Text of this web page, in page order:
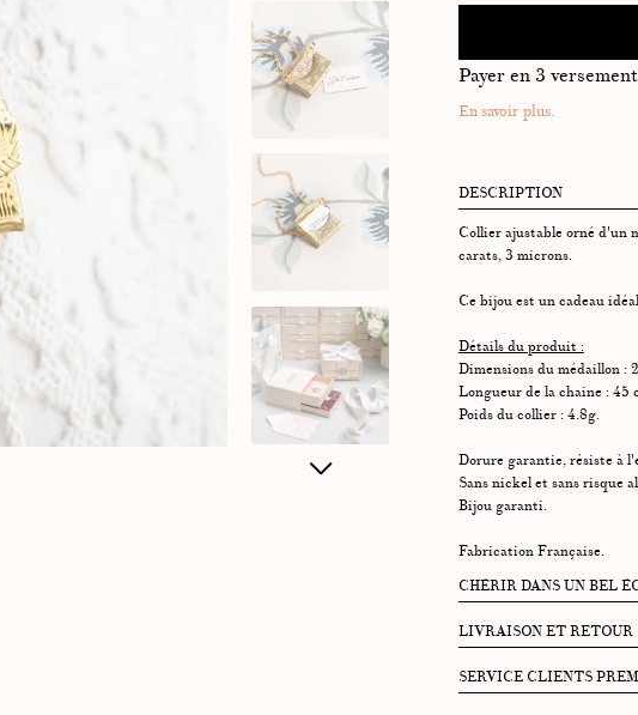
Payer en 3
En savoir plus.
DESCRIPTION
Collier ajustable orné d'un
carats, 3 microns.
Ce bijou est un cadeau
Détails du produit :
Dimensions du médaillon :
Longueur de la chaine : 45
Poids du collier : 4.8g.
Dorure garantie, résiste à
Sans nickel et sans risque
Bijou garanti.
Fabrication Française.
CHÉRIR DANS UN BEL
Chaque écrin Graazie se
• Une jolie enveloppe
LIVRAISON ET RETOUR
Je récupère mon
75009 Paris)
SERVICE CLIENTS